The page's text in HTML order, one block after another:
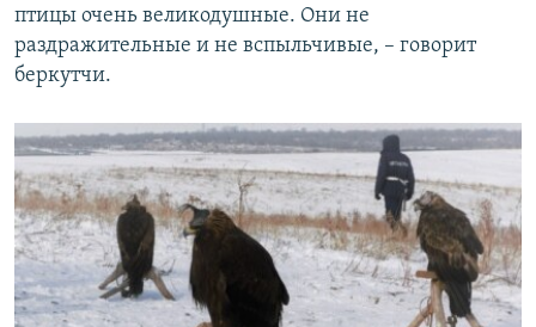
птицы очень великодушные. Они не
раздражительные и не вспыльчивые, – говорит
беркутчи.